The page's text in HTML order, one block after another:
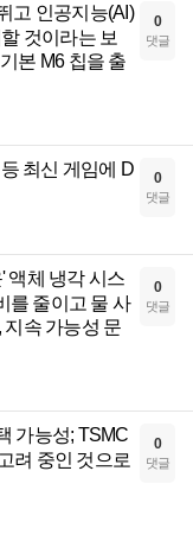
고 인공지능(AI)
것이라는 보
본 M6 칩을 출
0
댓글
등 최신 게임에 D
0
댓글
액체 냉각 시스
를 줄이고 물 사
지속 가능성 문
0
댓글
가능성; TSMC
려 중인 것으로
0
댓글